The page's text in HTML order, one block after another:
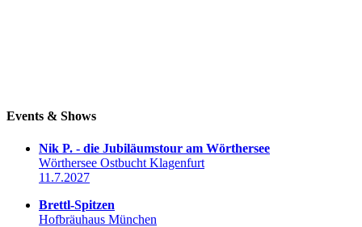
Events & Shows
Nik P. - die Jubiläumstour am Wörthersee
Wörthersee Ostbucht Klagenfurt
11.7.2027
Brettl-Spitzen
Hofbräuhaus München